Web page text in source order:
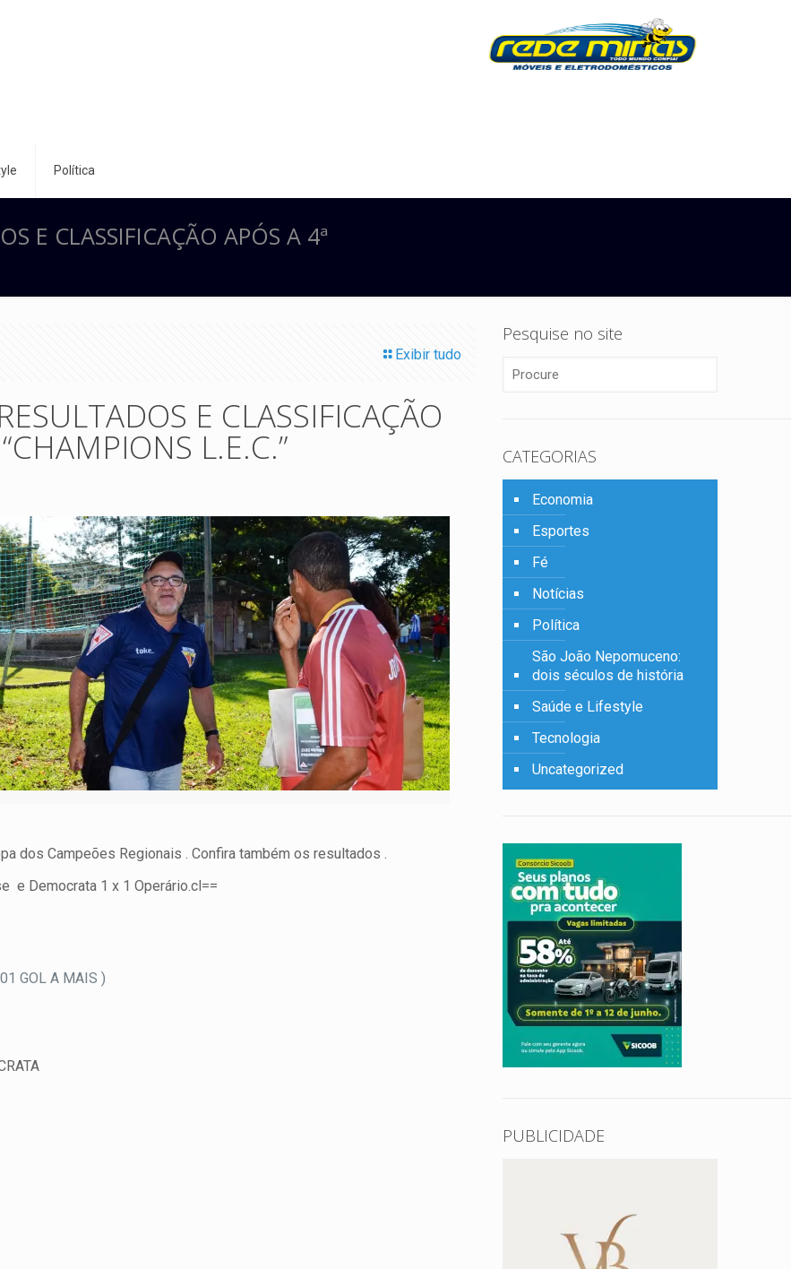
Política
E CLASSIFICAÇÃO APÓS A 4ª
Exibir tudo
E CLASSIFICAÇÃO
L.E.C.”
dos Campeões Regionais . Confira também os resultados .
e Democrata 1 x 1 Operário.cl==
GOL A MAIS )
Pesquise no site
CATEGORIAS
Economia
Esportes
Fé
Notícias
Política
São João Nepomuceno:
dois séculos de história
Saúde e Lifestyle
Tecnologia
Uncategorized
PUBLICIDADE